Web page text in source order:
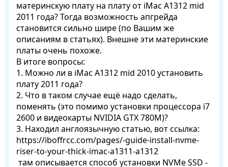
материнскую плату на плату от iMac А1312 mid
2011 года? Тогда возможность апгрейда
становится сильно шире (по Вашим же
описаниям в статьях). Внешне эти материнские
платы очень похоже.
В итоге вопросы:
1. Можно ли в iMac A1312 mid 2010 установить
плату 2011 года?
2. Что в таком случае ещё надо сделать,
поменять (это помимо установки процессора i7
2600 и видеокарты NVIDIA GTX 780M)?
3. Находил англоязычную статью, вот ссылка:
https://iboffrcc.com/pages/-guide-install-nvme-
riser-to-your-thick-imac-a1311-a1312